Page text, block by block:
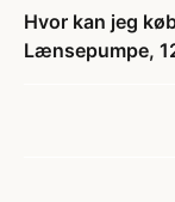
Hvor kan jeg
Lænsepumpe,